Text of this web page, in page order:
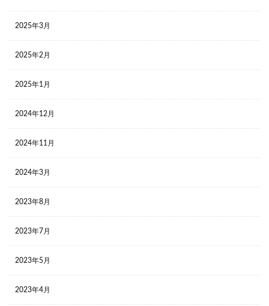
2025年3月
2025年2月
2025年1月
2024年12月
2024年11月
2024年3月
2023年8月
2023年7月
2023年5月
2023年4月